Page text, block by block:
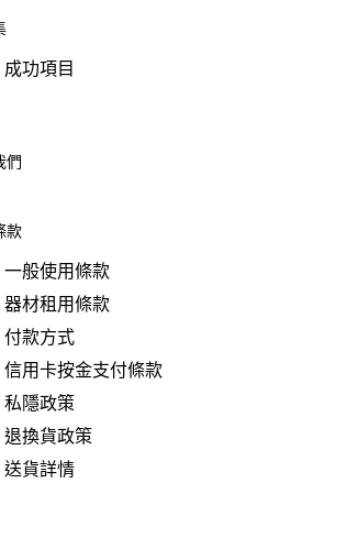
成功項目
們
款
一般使用條款
器材租用條款
付款方式
信用卡按金支付條款
私隱政策
退換貨政策
送貨詳情